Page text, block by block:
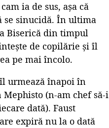
ia de sus, așa că
se sinucidă. În ultima
Biserică din timpul
de copilărie și îl
pe mai încolo.
urmează înapoi în
(n-am chef să-i
dată). Faust
expiră nu la o dată